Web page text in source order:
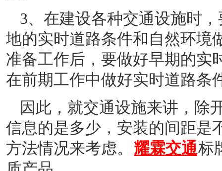
3、 在建设各种交通设施时
地的实时道路条件和自然环境
准备工作后，要做好早期的实
在前期工作中做好实时道路条
因此，就交通设施来讲，除
信息的是多少，安装的间距是
方法情况来考虑。 耀霖交通标